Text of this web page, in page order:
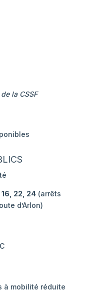
la CSSF
16, 22, 24(arrêts
d’Arlon)
à mobilité réduite